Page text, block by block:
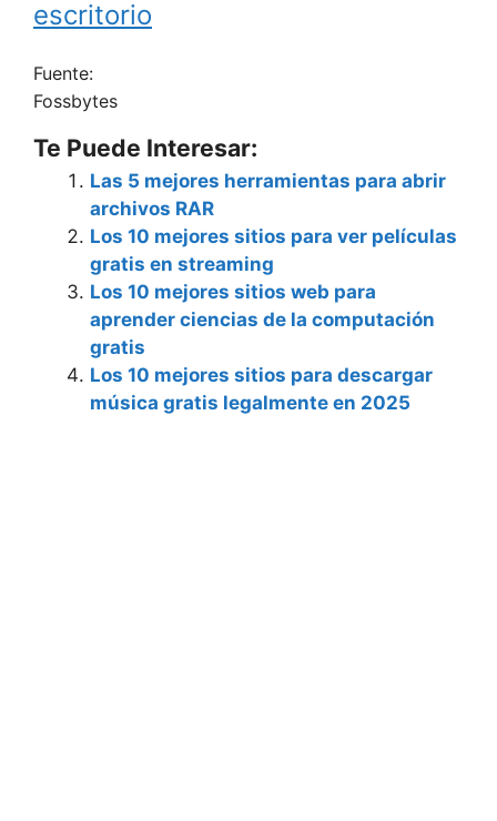
escritorio
Fuente:
Fossbytes
Te Puede Interesar:
Las 5 mejores herramientas para abrir
archivos RAR
Los 10 mejores sitios para ver películas
gratis en streaming
Los 10 mejores sitios web para
aprender ciencias de la computación
gratis
Los 10 mejores sitios para descargar
música gratis legalmente en 2025